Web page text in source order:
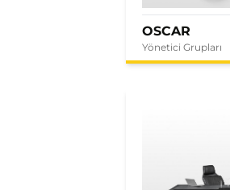
OSCAR
Yönetici Grupları